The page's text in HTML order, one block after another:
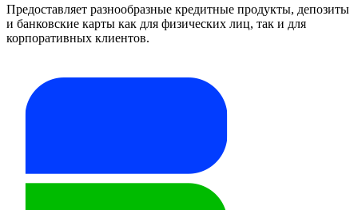
Предоставляет разнообразные кредитные продукты, депозиты
и банковские карты как для физических лиц, так и для
корпоративных клиентов.